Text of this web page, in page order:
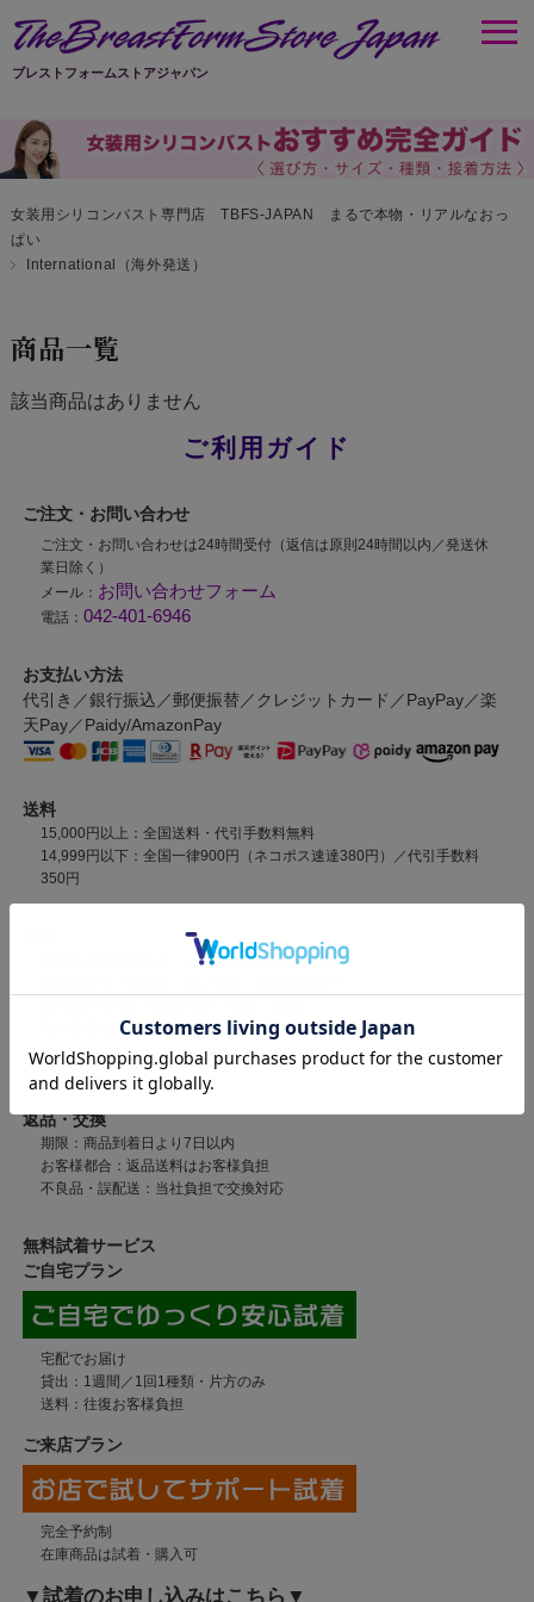
ブレストフォームストアジャパン
女装用シリコンバスト専門店 TBFS-JAPAN まるで本物・リアルなおっ
ぱい
International（海外発送）
商品一覧
該当商品はありません
ご利用ガイド
ご注文・お問い合わせ
ご注文・お問い合わせは24時間受付（返信は原則24時間以内／発送休
業日除く）
メール： お問い合わせフォーム
電話： 042-401-6946
お支払い方法
代引き／銀行振込／郵便振替／クレジットカード／PayPay／楽
天Pay／Paidy/AmazonPay
送料
15,000円以上：全国送料・代引手数料無料
14,999円以下：全国一律900円（ネコポス速達380円）／代引手数料
350円
受注輸入商品を除き、ご注文から3日以内に発送
送り主名は「（有）ハンドレッズ」
※受注輸入商品は入荷次第発送
返品・交換
期限：商品到着日より7日以内
お客様都合：返品送料はお客様負担
不良品・誤配送：当社負担で交換対応
無料試着サービス
ご自宅プラン
宅配でお届け
貸出：1週間／1回1種類・片方のみ
送料：往復お客様負担
ご来店プラン
完全予約制
在庫商品は試着・購入可
▼試着のお申し込みはこちら▼